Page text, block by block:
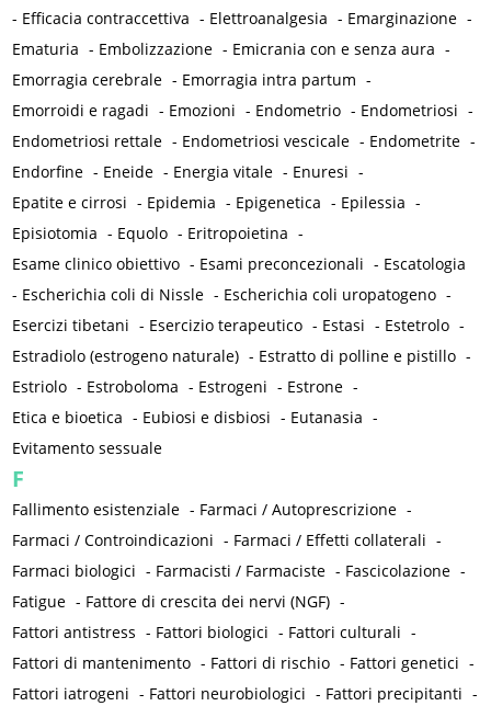
- Efficacia contraccettiva - Elettroanalgesia - Emarginazione -
Ematuria - Embolizzazione - Emicrania con e senza aura -
Emorragia cerebrale - Emorragia intra partum -
Emorroidi e ragadi - Emozioni - Endometrio - Endometriosi -
Endometriosi rettale - Endometriosi vescicale - Endometrite -
Endorfine - Eneide - Energia vitale - Enuresi -
Epatite e cirrosi - Epidemia - Epigenetica - Epilessia -
Episiotomia - Equolo - Eritropoietina -
Esame clinico obiettivo - Esami preconcezionali - Escatologia
- Escherichia coli di Nissle - Escherichia coli uropatogeno -
Esercizi tibetani - Esercizio terapeutico - Estasi - Estetrolo -
Estradiolo (estrogeno naturale) - Estratto di polline e pistillo -
Estriolo - Estroboloma - Estrogeni - Estrone -
Etica e bioetica - Eubiosi e disbiosi - Eutanasia -
Evitamento sessuale
F
Fallimento esistenziale - Farmaci / Autoprescrizione -
Farmaci / Controindicazioni - Farmaci / Effetti collaterali -
Farmaci biologici - Farmacisti / Farmaciste - Fascicolazione -
Fatigue - Fattore di crescita dei nervi (NGF) -
Fattori antistress - Fattori biologici - Fattori culturali -
Fattori di mantenimento - Fattori di rischio - Fattori genetici -
Fattori iatrogeni - Fattori neurobiologici - Fattori precipitanti -